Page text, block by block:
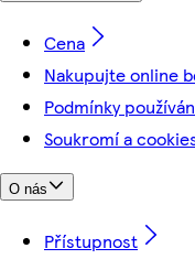
Cena
Nakupujte online
Podmínky
Soukromí a
O nás
Přístupnost